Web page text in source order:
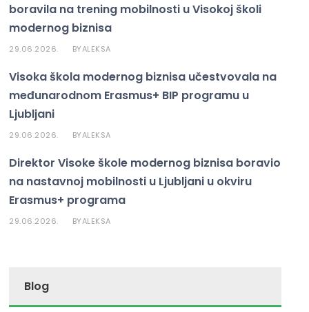
el
k
boravila na trening mobilnosti u Visokoj školi
modernog biznisa
29.06.2026. BYALEKSA
Visoka škola modernog biznisa učestvovala na
međunarodnom Erasmus+ BIP programu u
Ljubljani
29.06.2026. BYALEKSA
Direktor Visoke škole modernog biznisa boravio
na nastavnoj mobilnosti u Ljubljani u okviru
Erasmus+ programa
29.06.2026. BYALEKSA
Blog